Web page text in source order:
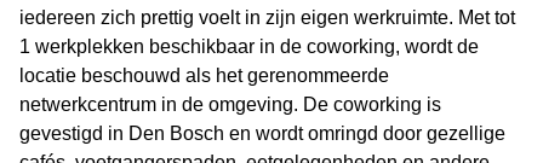
iedereen zich prettig voelt in zijn eigen werkruimte. Met tot
1 werkplekken beschikbaar in de coworking, wordt de
locatie beschouwd als het gerenommeerde
netwerkcentrum in de omgeving. De coworking is
gevestigd in Den Bosch en wordt omringd door gezellige